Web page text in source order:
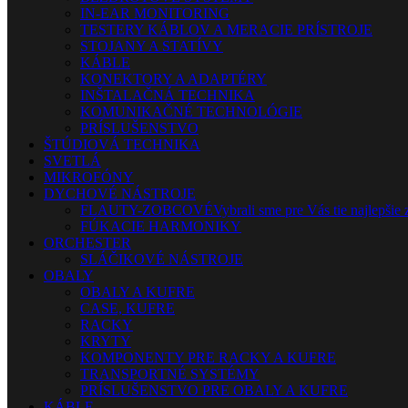
IN-EAR MONITORING
TESTERY KÁBLOV A MERACIE PRÍSTROJE
STOJANY A STATÍVY
KÁBLE
KONEKTORY A ADAPTÉRY
INŠTALAČNÁ TECHNIKA
KOMUNIKAČNÉ TECHNOLÓGIE
PRÍSLUŠENSTVO
ŠTÚDIOVÁ TECHNIKA
SVETLÁ
MIKROFÓNY
DYCHOVÉ NÁSTROJE
FLAUTY-ZOBCOVÉVybrali sme pre Vás tie
FÚKACIE HARMONIKY
ORCHESTER
SLÁČIKOVÉ NÁSTROJE
OBALY
OBALY A KUFRE
CASE, KUFRE
RACKY
KRYTY
KOMPONENTY PRE RACKY A KUFRE
TRANSPORTNÉ SYSTÉMY
PRÍSLUŠENSTVO PRE OBALY A KUFRE